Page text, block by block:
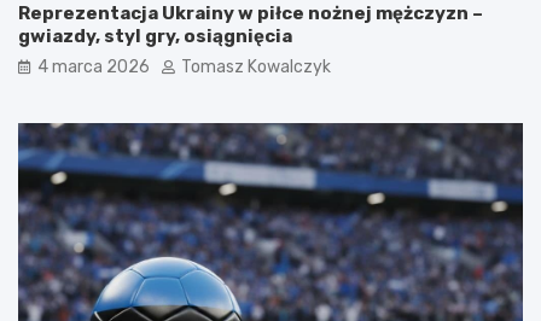
Reprezentacja Ukrainy w piłce nożnej mężczyzn –
gwiazdy, styl gry, osiągnięcia
4 marca 2026 Tomasz Kowalczyk